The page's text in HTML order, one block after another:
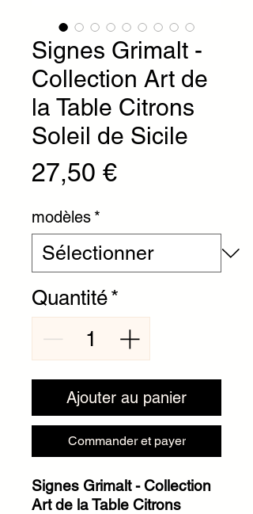
Signes Grimalt -
Collection Art de
la Table Citrons
Soleil de Sicile
27,50 €Prix
modèles *
Quantité*
Ajouter au panier
Commander et payer
Signes Grimalt - Collection
Art de la Table Citrons